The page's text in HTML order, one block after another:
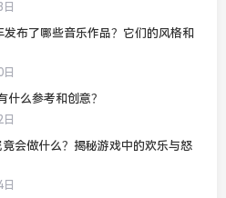
布了哪些音乐作品？它们的风格和
什么参考和创意？
会做什么？揭秘游戏中的欢乐与怒